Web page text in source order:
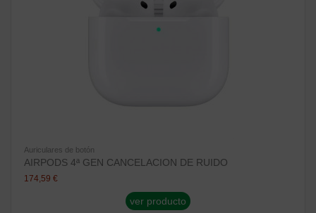
Auriculares de botón
AIRPODS 4ª GEN CANCELACION DE RUIDO
174,59 €
ver producto